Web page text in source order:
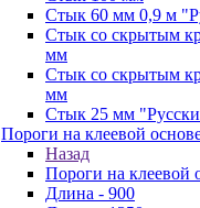
Стык 60 мм 0,9 м
Стык со скрытым
мм
Стык со скрытым
мм
Стык 25 мм
Пороги на клеевой
Назад
Пороги на клеевой
Длина - 900